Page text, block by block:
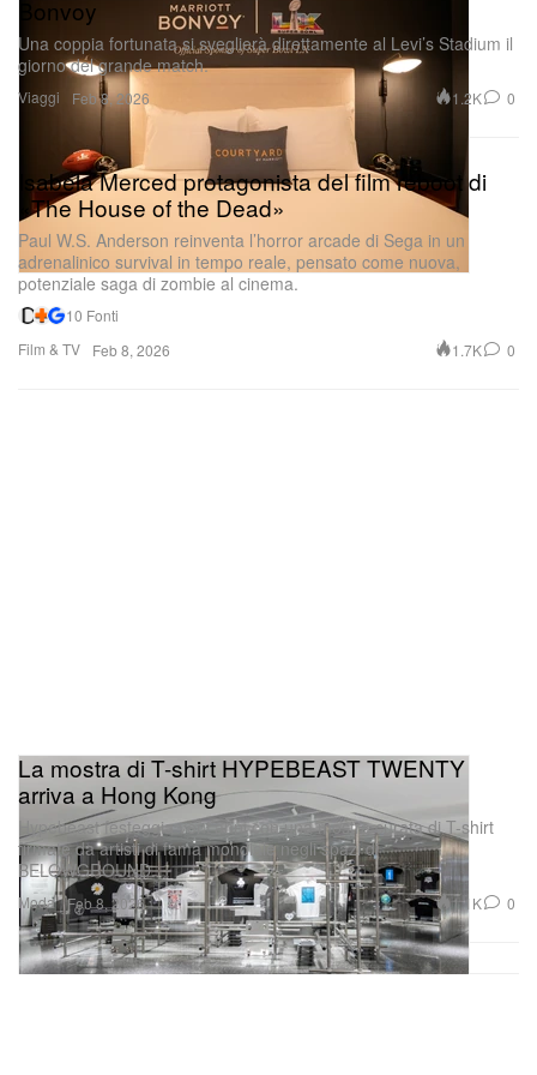
Viaggi
Bonvoy
Una coppia fortunata si sveglierà direttamente al Levi’s Stadium il
giorno del grande match.
Feb 8, 2026 1.2K 0
Film & TV
Isabela Merced protagonista del film reboot di
«The House of the Dead»
Paul W.S. Anderson reinventa l’horror arcade di Sega in un
adrenalinico survival in tempo reale, pensato come nuova,
potenziale saga di zombie al cinema.
10 Fonti
Feb 8, 2026
1.7K 0
Moda
La mostra di T-shirt HYPEBEAST TWENTY
arriva a Hong Kong
Hypebeast festeggia vent’anni con una mostra curata di T-shirt
firmate da artisti di fama mondiale negli spazi di
BELOWGROUND.
Feb 8, 2026 1.1K 0